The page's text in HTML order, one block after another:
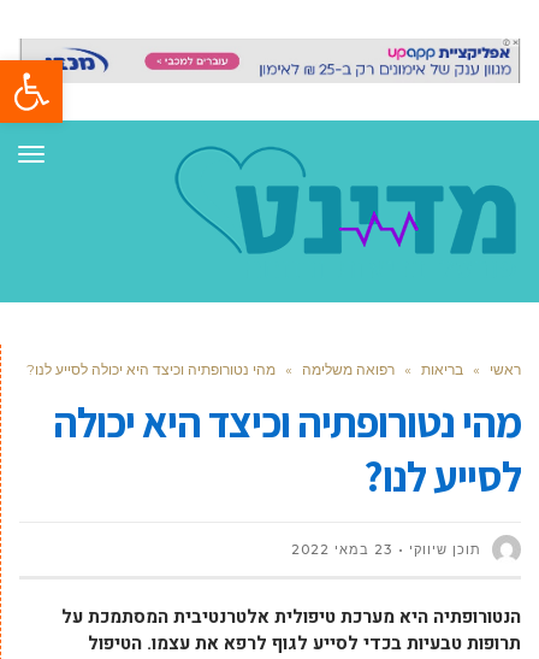
פתח
ראשי » בריאות » רפואה משלימה » מהי נטורופתיה וכיצד היא יכולה לסייע לנו?
מהי נטורופתיה וכיצד היא יכולה
לסייע לנו?
תוכן שיווקי 23 במאי 2022
הנטורופתיה היא מערכת טיפולית אלטרנטיבית המסתמכת על
תרופות טבעיות בכדי לסייע לגוף לרפא את עצמו. הטיפול